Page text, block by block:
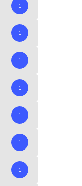
1
1
1
1
1
1
1